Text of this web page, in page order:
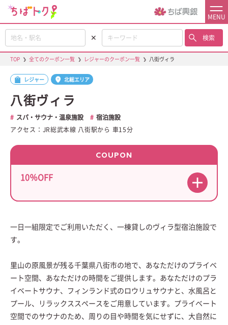
MENU
✕ 検索
TOP ❯ 全てのクーポン一覧 ❯ レジャーのクーポン一覧 ❯ 八街ヴィラ
レジャー 北総エリア
八街ヴィラ
スパ・サウナ・温泉施設
宿泊施設
アクセス：JR総武本線 八街駅から 車15分
COUPON
10％OFF
一日一組限定でご利用いただく、一棟貸しのヴィラ型宿泊施設で
す。
里山の原風景が残る千葉県八街市の地で、あなただけのプライベ
ート空間、あなただけの時間をご提供します。あなただけのプラ
イベートサウナ、フィンランド式のロウリュサウナと、水風呂と
プール、リラックススペースをご用意しています。プライベート
空間でのサウナのため、周りの目や時間を気にせずに、大自然に